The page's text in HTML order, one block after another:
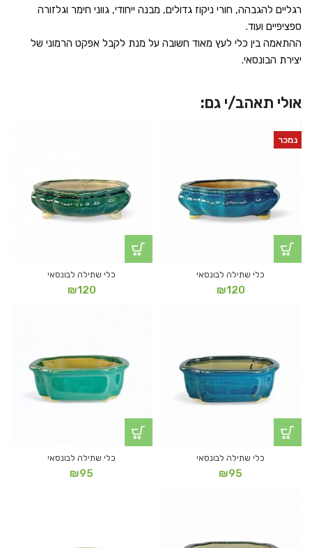
רגליים להגבהה, חורי ניקוז גדולים, מבנה ייחודי, גווני חימר וגלזורה
ספציפיים ועוד.
ההתאמה בין כלי לעץ מאוד חשובה על מנת לקבל אפקט הרמוני של
יצירת הבונסאי.
אולי תאהב/י גם:
נמכר
כלי שתילה לבונסאי
₪120
כלי שתילה לבונסאי
₪120
כלי שתילה לבונסאי
₪95
כלי שתילה לבונסאי
₪95